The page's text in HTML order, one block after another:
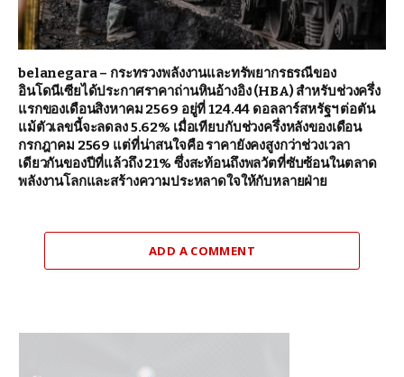
belanegara – กระทรวงพลังงานและทรัพยากรธรณีของ
อินโดนีเซียได้ประกาศราคาถ่านหินอ้างอิง (HBA) สำหรับช่วงครึ่ง
แรกของเดือนสิงหาคม 2569 อยู่ที่ 124.44 ดอลลาร์สหรัฐฯ ต่อตัน
แม้ตัวเลขนี้จะลดลง 5.62% เมื่อเทียบกับช่วงครึ่งหลังของเดือน
กรกฎาคม 2569 แต่ที่น่าสนใจคือ ราคายังคงสูงกว่าช่วงเวลา
เดียวกันของปีที่แล้วถึง 21% ซึ่งสะท้อนถึงพลวัตที่ซับซ้อนในตลาด
พลังงานโลกและสร้างความประหลาดใจให้กับหลายฝ่าย
ADD A COMMENT